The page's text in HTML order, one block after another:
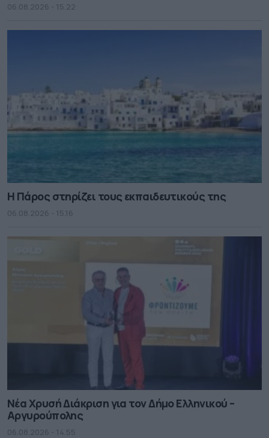
06.08.2026 - 15.22
Η Πάρος στηρίζει τους εκπαιδευτικούς της
06.08.2026 - 15.16
Νέα Χρυσή Διάκριση για τον Δήμο Ελληνικού –
Αργυρούπολης
06.08.2026 - 14.55